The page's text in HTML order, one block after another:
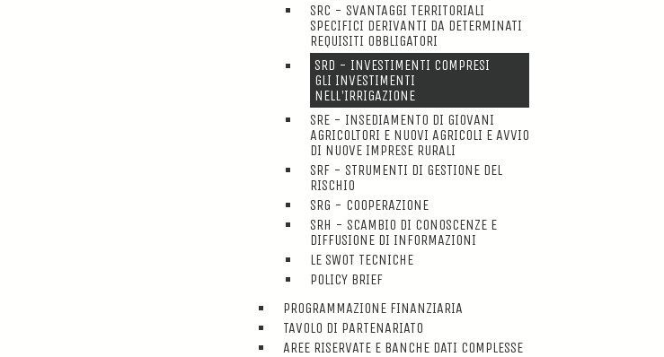
SRC - SVANTAGGI TERRITORIALI
SPECIFICI DERIVANTI DA DETERMINATI
REQUISITI OBBLIGATORI
SRD - INVESTIMENTI COMPRESI
GLI INVESTIMENTI
NELL'IRRIGAZIONE
SRE - INSEDIAMENTO DI GIOVANI
AGRICOLTORI E NUOVI AGRICOLI E AVVIO
DI NUOVE IMPRESE RURALI
SRF - STRUMENTI DI GESTIONE DEL
RISCHIO
SRG - COOPERAZIONE
SRH - SCAMBIO DI CONOSCENZE E
DIFFUSIONE DI INFORMAZIONI
LE SWOT TECNICHE
POLICY BRIEF
PROGRAMMAZIONE FINANZIARIA
TAVOLO DI PARTENARIATO
AREE RISERVATE E BANCHE DATI COMPLESSE